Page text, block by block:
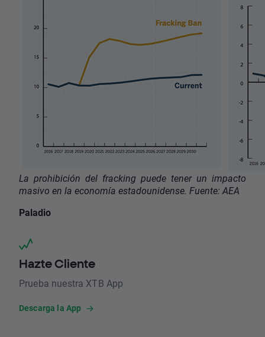
La prohibición del fracking puede tener un impacto
masivo en la economía estadounidense. Fuente: AEA
Paladio
Hazte Cliente
Prueba nuestra XTB App
Descarga la App